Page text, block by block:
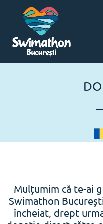
Mulțumim că te-ai
Swimathon
încheiat, drept